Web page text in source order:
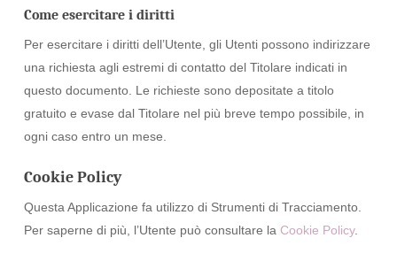
Come esercitare i diritti
Per esercitare i diritti dell’Utente, gli Utenti possono indirizzare
una richiesta agli estremi di contatto del Titolare indicati in
questo documento. Le richieste sono depositate a titolo
gratuito e evase dal Titolare nel più breve tempo possibile, in
ogni caso entro un mese.
Cookie Policy
Questa Applicazione fa utilizzo di Strumenti di Tracciamento.
Per saperne di più, l’Utente può consultare la Cookie Policy.